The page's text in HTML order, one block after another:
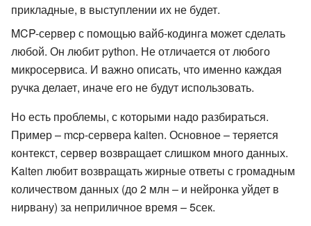
прикладные, в выступлении их не будет.
MCP-сервер с помощью вайб-кодинга может сделать
любой. Он любит python. Не отличается от любого
микросервиса. И важно описать, что именно каждая
ручка делает, иначе его не будут использовать.
Но есть проблемы, с которыми надо разбираться.
Пример – mcp-сервера kaiten. Основное – теряется
контекст, сервер возвращает слишком много данных.
Kaiten любит возвращать жирные ответы с громадным
количеством данных (до 2 млн – и нейронка уйдет в
нирвану) за неприличное время – 5сек.